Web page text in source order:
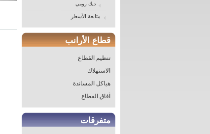
ديك رومي
متابعة الأسعار
قطاع الأرانب
تنظيم القطاع
الاستهلاك
هياكل المساندة
آفاق القطاع
متفرقات